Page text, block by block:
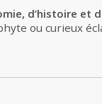
d’histoire
ou curieux